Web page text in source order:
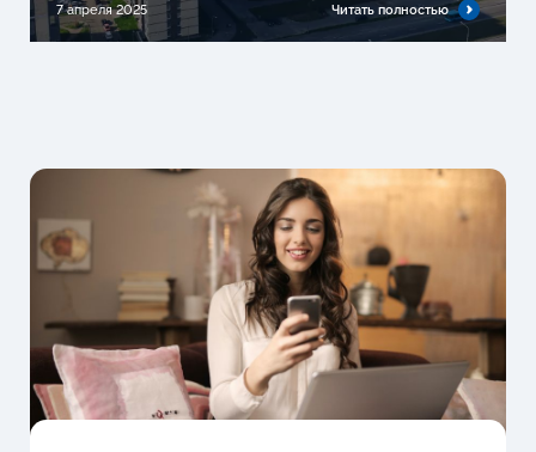
7 апреля 2025 Читать полностью